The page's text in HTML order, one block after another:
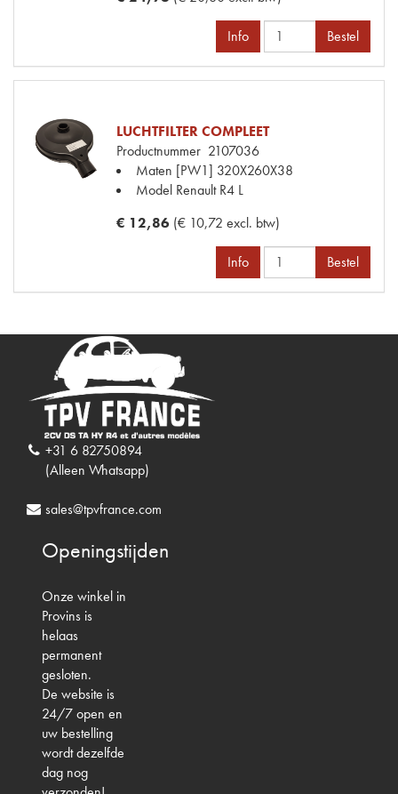
Info Bestel
LUCHTFILTER COMPLEET
Productnummer 2107036
Maten [PW1] 320X260X38
Model Renault R4 L
€ 12,86 (€ 10,72 excl. btw)
Info Bestel
+31 6 82750894
(Alleen Whatsapp)
sales@tpvfrance.com
Openingstijden
Onze winkel in
Provins is
helaas
permanent
gesloten.
De website is
24/7 open en
uw bestelling
wordt dezelfde
dag nog